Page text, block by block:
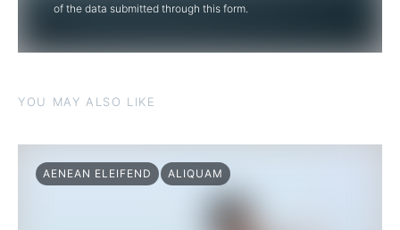
of the data submitted through this form.
YOU MAY ALSO LIKE
AENEAN ELEIFEND ALIQUAM